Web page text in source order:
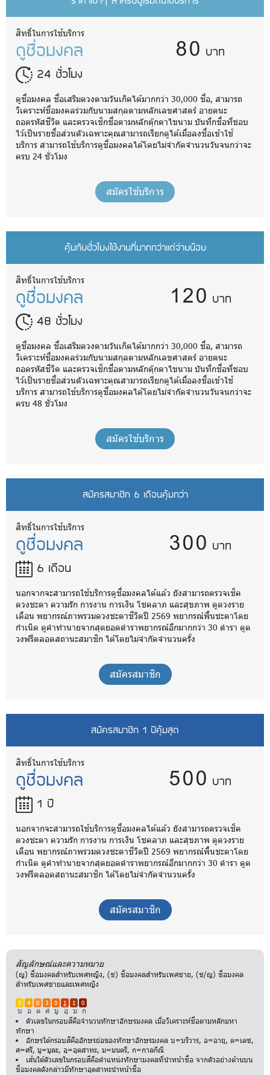
สิทธิ์ในการใช้บริการ
ดูชื่อมงคล
24 ชั่วโมง
80 บาท
ดูชื่อมงคล ชื่อเสริมดวงตามวันเกิดได้มากกว่า 30,000 ชื่อ, สามารถ
วิเคราะห์ชื่อมงคลร่วมกับนามสกุลตามหลักเลขศาสตร์ อายตนะ
ถอดรหัสชีวิต และตรวจเช็กชื่อตามหลักตุ๊กตาไขนาม บันทึกชื่อที่ชอบ
ไว้เป็นรายชื่อส่วนตัวเฉพาะคุณสามารถเรียกดูได้เมื่อลงชื่อเข้าใช้
บริการ สามารถใช้บริการดูชื่อมงคลได้โดยไม่จำกัดจำนวนวันจนกว่าจะ
ครบ 24 ชั่วโมง
สมัครใช้บริการ
คุ้มกับชั่วโมงใช้งานที่มากกว่าแต่จ่ายน้อย
สิทธิ์ในการใช้บริการ
ดูชื่อมงคล
48 ชั่วโมง
120 บาท
ดูชื่อมงคล ชื่อเสริมดวงตามวันเกิดได้มากกว่า 30,000 ชื่อ, สามารถ
วิเคราะห์ชื่อมงคลร่วมกับนามสกุลตามหลักเลขศาสตร์ อายตนะ
ถอดรหัสชีวิต และตรวจเช็กชื่อตามหลักตุ๊กตาไขนาม บันทึกชื่อที่ชอบ
ไว้เป็นรายชื่อส่วนตัวเฉพาะคุณสามารถเรียกดูได้เมื่อลงชื่อเข้าใช้
บริการ สามารถใช้บริการดูชื่อมงคลได้โดยไม่จำกัดจำนวนวันจนกว่าจะ
ครบ 48 ชั่วโมง
สมัครใช้บริการ
สมัครสมาชิก 6 เดือนคุ้มกว่า
สิทธิ์ในการใช้บริการ
ดูชื่อมงคล
6 เดือน
300 บาท
นอกจากจะสามารถใช้บริการดูชื่อมงคลได้แล้ว ยังสามารถตรวจเช็ค
ดวงชะตา ความรัก การงาน การเงิน โชคลาภ และสุขภาพ ดูดวงราย
เดือน พยากรณ์ภาพรวมดวงชะตาชีวิตปี 2569 พยากรณ์พื้นชะตาโดย
กำเนิด ดูคำทำนายจากสุดยอดตำราพยากรณ์อีกมากกว่า 30 ตำรา ดูด
วงฟรีตลอดสถานะสมาชิก ได้โดยไม่จำกัดจำนวนครั้ง
สมัครสมาชิก
สมัครสมาชิก 1 ปีคุ้มสุด
สิทธิ์ในการใช้บริการ
ดูชื่อมงคล
1 ปี
500 บาท
นอกจากจะสามารถใช้บริการดูชื่อมงคลได้แล้ว ยังสามารถตรวจเช็ค
ดวงชะตา ความรัก การงาน การเงิน โชคลาภ และสุขภาพ ดูดวงราย
เดือน พยากรณ์ภาพรวมดวงชะตาชีวิตปี 2569 พยากรณ์พื้นชะตาโดย
กำเนิด ดูคำทำนายจากสุดยอดตำราพยากรณ์อีกมากกว่า 30 ตำรา ดูด
วงฟรีตลอดสถานะสมาชิก ได้โดยไม่จำกัดจำนวนครั้ง
สมัครสมาชิก
สัญลักษณ์และความหมาย
(ญ) ชื่อมงคลสำหรับเพศหญิง, (ช) ชื่อมงคลสำหรับเพศชาย, (ช/ญ) ชื่อมงคล
สำหรับเพศชายและเพศหญิง
0 4 0 3 0 1 1 0
บ อ ด ศ มู อุ ม ก
ตัวเลขในกรอบสีคือจำนวนทักษาอักษรมงคล เมื่อวิเคราะห์ชื่อตามหลักมหา
ทักษา
อักษรใต้กรอบสีคืออักษรย่อของทักษาอักษรมงคล บ=บริวาร, อ=อายุ, ด=เดช,
ศ=ศรี, มู=มูละ, อุ=อุตสาหะ, ม=มนตรี, ก=กาลกิณี
เส้นใต้ตัวเลขในกรอบสีคือตำแหน่งทักษามงคลที่นำหน้าชื่อ จากตัวอย่างด้านบน
ชื่อมงคลดังกล่าวมีทักษาอุตสาหะนำหน้าชื่อ